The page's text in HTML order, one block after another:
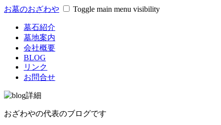
お墓のおざわや Toggle main menu visibility
墓石紹介
墓地案内
会社概要
BLOG
リンク
お問合せ
おざわやの代表のブログです